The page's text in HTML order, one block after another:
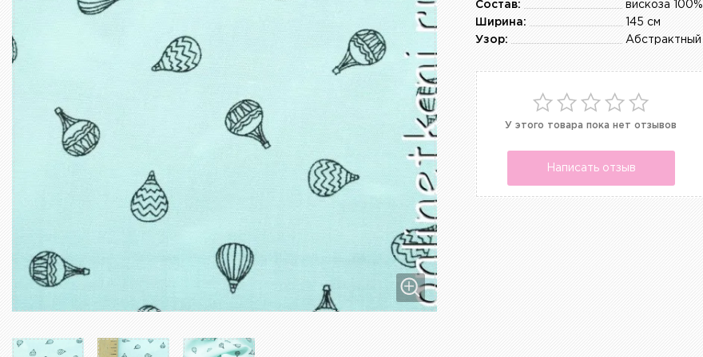
вискоза 100%
Состав:
145 см
Ширина:
Абстрактный
Узор:
У этого товара пока нет отзывов
Написать отзыв